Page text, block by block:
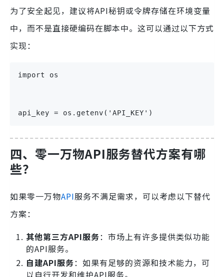
为了安全起见，建议将API秘钥或令牌存储在环境变量
中，而不是直接硬编码在脚本中。这可以通过以下方式
实现：
import os
api_key = os.getenv('API_KEY')
四、零一万物API服务替代方案有哪
些？
如果零一万物API服务不满足需求，可以考虑以下替代
方案：
其他第三方API服务：市场上有许多提供类似功能
的API服务。
自建API服务：如果有足够的资源和技术能力，可
以自行开发和维护API服务。